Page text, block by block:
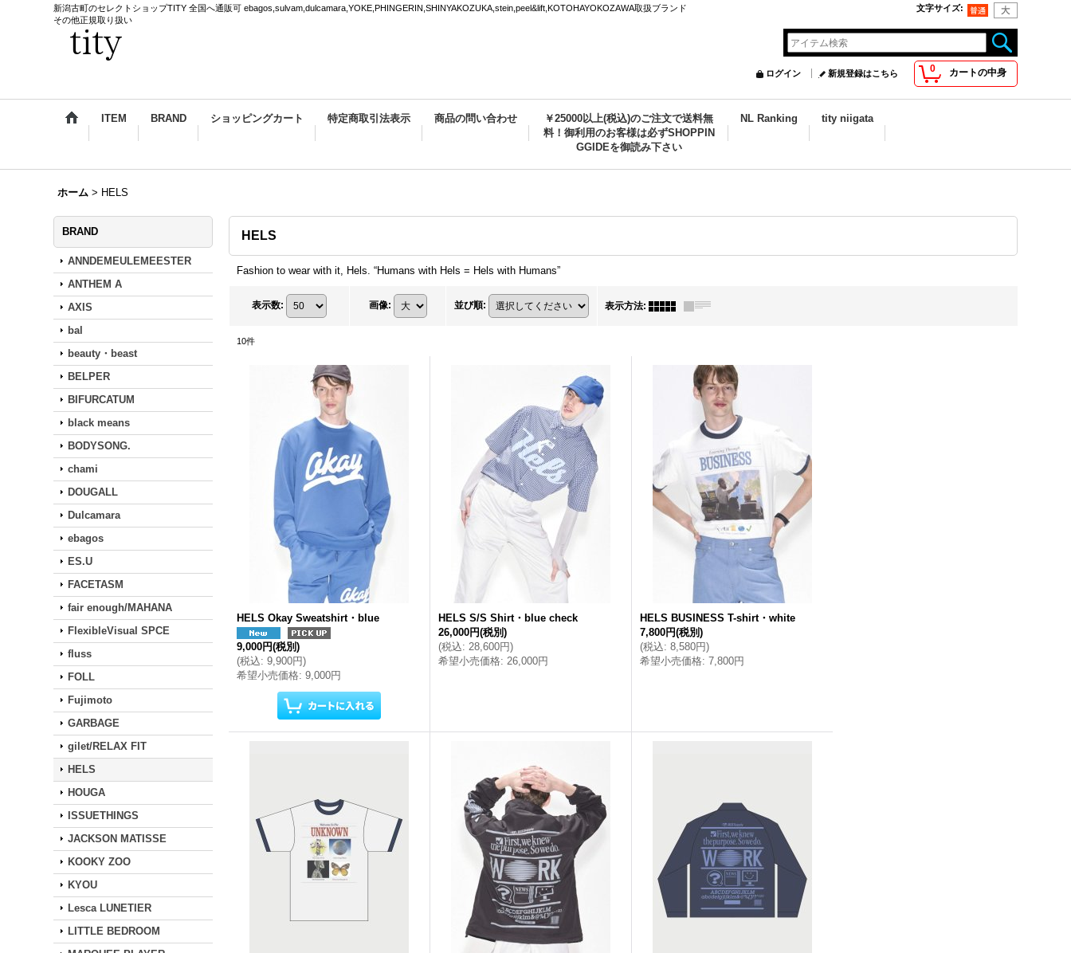
新潟古町のセレクトショップTITY 全国へ通販可 ebagos,sulvam,dulcamara,YOKE,PHINGERIN,SHINYAKOZUKA,stein,peel&lift,KOTOHAYOKOZAWA取扱ブランド
その他正規取り扱い
文字サイズ:
0 カートの中身
ログイン 新規登録はこちら
ITEM BRAND ショッピングカート 特定商取引法表示 商品の問い合わせ
￥25000以上(税込)のご注文で送料無
料！御利用のお客様は必ずSHOPPIN
GGIDEを御読み下さい
NL Ranking tity niigata
ホーム > HELS
BRAND
ANNDEMEULEMEESTER
ANTHEM A
AXIS
bal
beauty・beast
BELPER
BIFURCATUM
black means
BODYSONG.
chami
DOUGALL
Dulcamara
ebagos
ES.U
FACETASM
fair enough/MAHANA
FlexibleVisual SPCE
fluss
FOLL
Fujimoto
GARBAGE
gilet/RELAX FIT
HELS
HOUGA
ISSUETHINGS
JACKSON MATISSE
KOOKY ZOO
KYOU
Lesca LUNETIER
LITTLE BEDROOM
HELS
Fashion to wear with it, Hels. “Humans with Hels = Hels with Humans”
表示数: 画像: 並び順: 表示方法:
10件
HELS Okay Sweatshirt・blue
9,000円(税別)
(税込: 9,900円)
希望小売価格: 9,000円
HELS S/S Shirt・blue check
26,000円(税別)
(税込: 28,600円)
希望小売価格: 26,000円
HELS BUSINESS T-shirt・white
7,800円(税別)
(税込: 8,580円)
希望小売価格: 7,800円